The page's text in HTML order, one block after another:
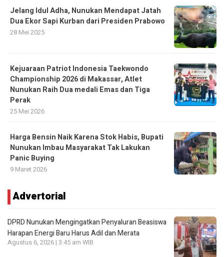
Jelang Idul Adha, Nunukan Mendapat Jatah
Dua Ekor Sapi Kurban dari Presiden Prabowo
28 Mei 2025
Kejuaraan Patriot Indonesia Taekwondo
Championship 2026 di Makassar, Atlet
Nunukan Raih Dua medali Emas dan Tiga
Perak
25 Mei 2026
Harga Bensin Naik Karena Stok Habis, Bupati
Nunukan Imbau Masyarakat Tak Lakukan
Panic Buying
9 Maret 2026
Advertorial
DPRD Nunukan Mengingatkan Penyaluran Beasiswa
Harapan Energi Baru Harus Adil dan Merata
Agustus 6, 2026 | 3:45 am WIB